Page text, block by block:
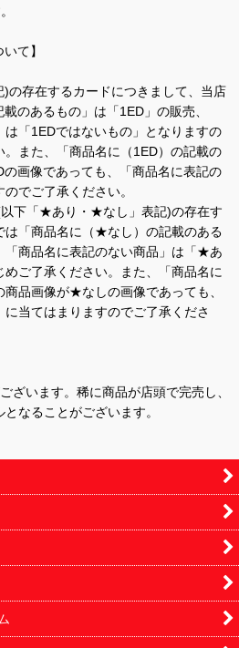
て】
の存在するカードにつきまして、当店
のあるもの」は「1ED」の販売、
は「1EDではないもの」となりますの
また、「商品名に（1ED）の記載の
画像であっても、「商品名に表記の
でご了承ください。
下「★あり・★なし」表記)の存在す
は「商品名に（★なし）の記載のある
商品名に表記のない商品」は「★あ
めご了承ください。また、「商品名に
品画像が★なしの画像であっても、
に当てはまりますのでご了承くださ
ざいます。稀に商品が店頭で完売し、
なることがございます。